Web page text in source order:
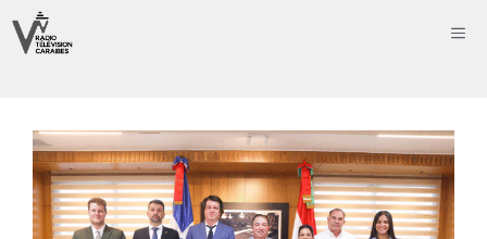
au
contenu